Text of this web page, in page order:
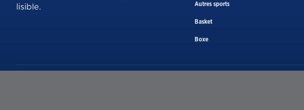
lisible.
Autres sports
Basket
Boxe